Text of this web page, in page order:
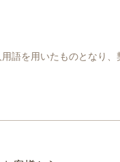
語を用いたものとなり、